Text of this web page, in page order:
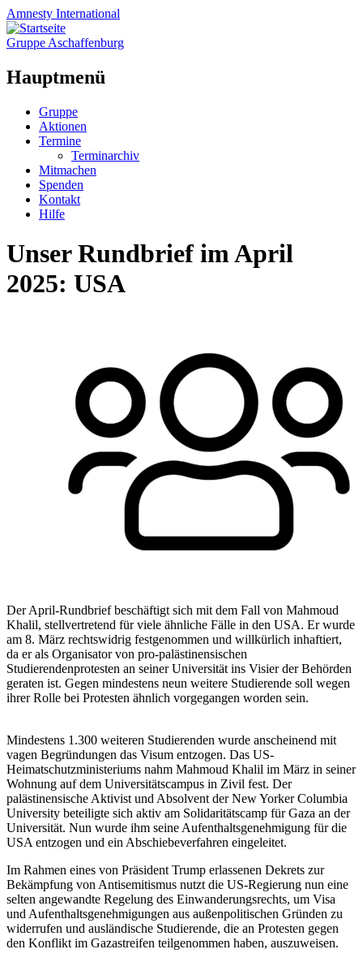
Amnesty International
Gruppe Aschaffenburg
Hauptmenü
Zum
Inhalt
springen
Gruppe
Aktionen
Termine
Terminarchiv
Mitmachen
Spenden
Kontakt
Hilfe
Unser Rundbrief im April
2025: USA
Der April-Rundbrief beschäftigt sich mit dem Fall von Mahmoud
Khalil, stellvertretend für viele ähnliche Fälle in den USA. Er wurde
am 8. März rechtswidrig festgenommen und willkürlich inhaftiert,
da er als Organisator von pro-palästinensischen
Studierendenprotesten an seiner Universität ins Visier der Behörden
geraten ist. Gegen mindestens neun weitere Studierende soll wegen
ihrer Rolle bei Protesten ähnlich vorgegangen worden sein.
Mindestens 1.300 weiteren Studierenden wurde anscheinend mit
vagen Begründungen das Visum entzogen. Das US-
Heimatschutzministeriums nahm Mahmoud Khalil im März in seiner
Wohnung auf dem Universitätscampus in Zivil fest. Der
palästinensische Aktivist und Absolvent der New Yorker Columbia
University beteiligte sich aktiv am Solidaritätscamp für Gaza an der
Universität. Nun wurde ihm seine Aufenthaltsgenehmigung für die
USA entzogen und ein Abschiebeverfahren eingeleitet.
Im Rahmen eines von Präsident Trump erlassenen Dekrets zur
Bekämpfung von Antisemitismus nutzt die US-Regierung nun eine
selten angewandte Regelung des Einwanderungsrechts, um Visa
und Aufenthaltsgenehmigungen aus außenpolitischen Gründen zu
widerrufen und ausländische Studierende, die an Protesten gegen
den Konflikt im Gazastreifen teilgenommen haben, auszuweisen.